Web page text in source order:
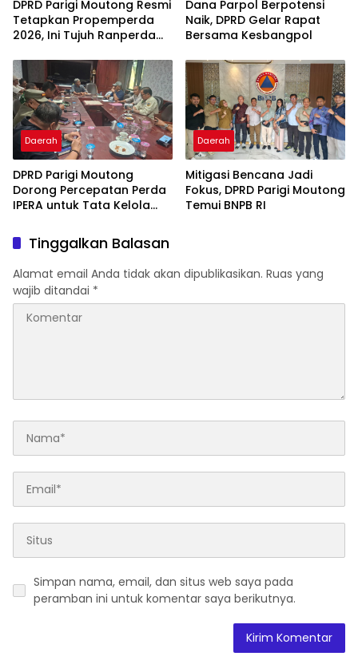
DPRD Parigi Moutong Resmi
Tetapkan Propemperda
2026, Ini Tujuh Ranperda
Dana Parpol Berpotensi
Naik, DPRD Gelar Rapat
Bersama Kesbangpol
Daerah
DPRD Parigi Moutong
Dorong Percepatan Perda
IPERA untuk Tata Kelola
Daerah
Mitigasi Bencana Jadi
Fokus, DPRD Parigi Moutong
Temui BNPB RI
Tinggalkan Balasan
Alamat email Anda tidak akan dipublikasikan. Ruas yang
wajib ditandai *
Simpan nama, email, dan situs web saya pada
peramban ini untuk komentar saya berikutnya.